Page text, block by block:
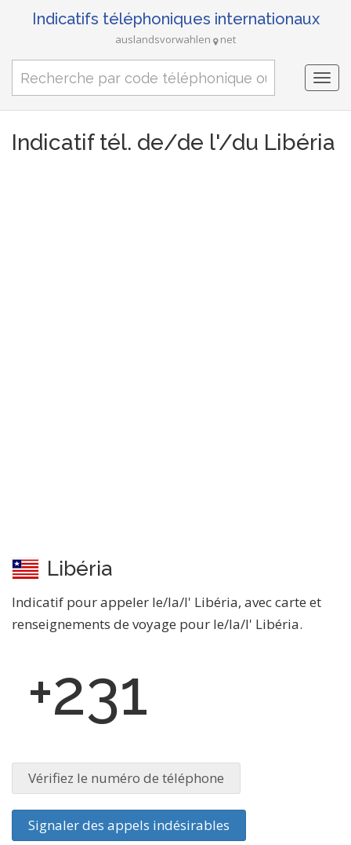
Indicatifs téléphoniques internationaux
auslandsvorwahlen net
Indicatif tél. de/de l'/du Libéria
Libéria
Indicatif pour appeler le/la/l' Libéria, avec carte et
renseignements de voyage pour le/la/l' Libéria.
+231
Vérifiez le numéro de téléphone
Signaler des appels indésirables